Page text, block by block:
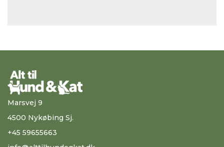
Marsvej 9
4500 Nykøbing Sj.
+45 59655663